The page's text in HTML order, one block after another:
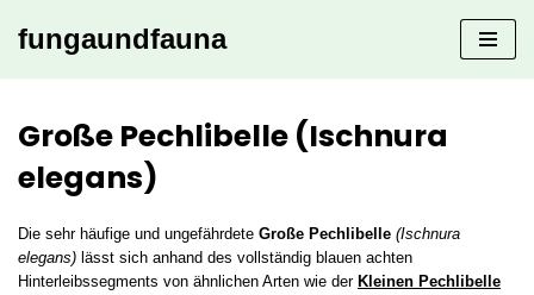
fungaundfauna
Große Pechlibelle (Ischnura
elegans)
Die sehr häufige und ungefährdete Große Pechlibelle (Ischnura
elegans) lässt sich anhand des vollständig blauen achten
Hinterleibssegments von ähnlichen Arten wie der Kleinen Pechlibelle